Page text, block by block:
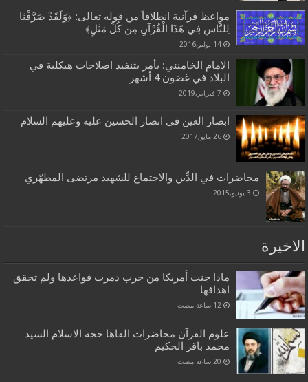
مواعظ قرآنية انطلاقاً من قوله تعالى: ﴿وَلَقَدْ صَرَّفْنَا
لِلنَّاسِ فِي هَذَا الْقُرْآنِ مِن كُلِّ مَثَلٍ﴾
14 يوليو,2016
الامام الخامنئي: يأمر بتنفيذ اصلاحات هيكلية في
البلاد في غضون 4 أشهر
7 فبراير,2019
ابصار العين في انصار الحسين عليه وعليهم السلام
26 مايو,2017
محاضرات في الدِّين والاجتماع للشهيد مرتضى المطهّري
3 يونيو,2015
الاخيرة
ماذا جنت أمريكا من حرب دمرت قواعدها ولم تحقق
اهدافها
علوم القرآن محاضرات القاها حجة الاسلام السيد
محمد باقر الحكيم